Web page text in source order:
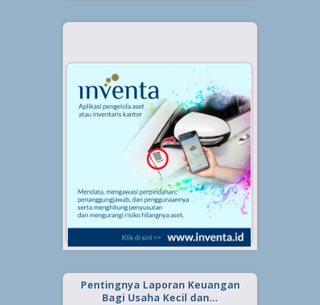
Pentingnya Laporan Keuangan
Bagi Usaha Kecil dan…